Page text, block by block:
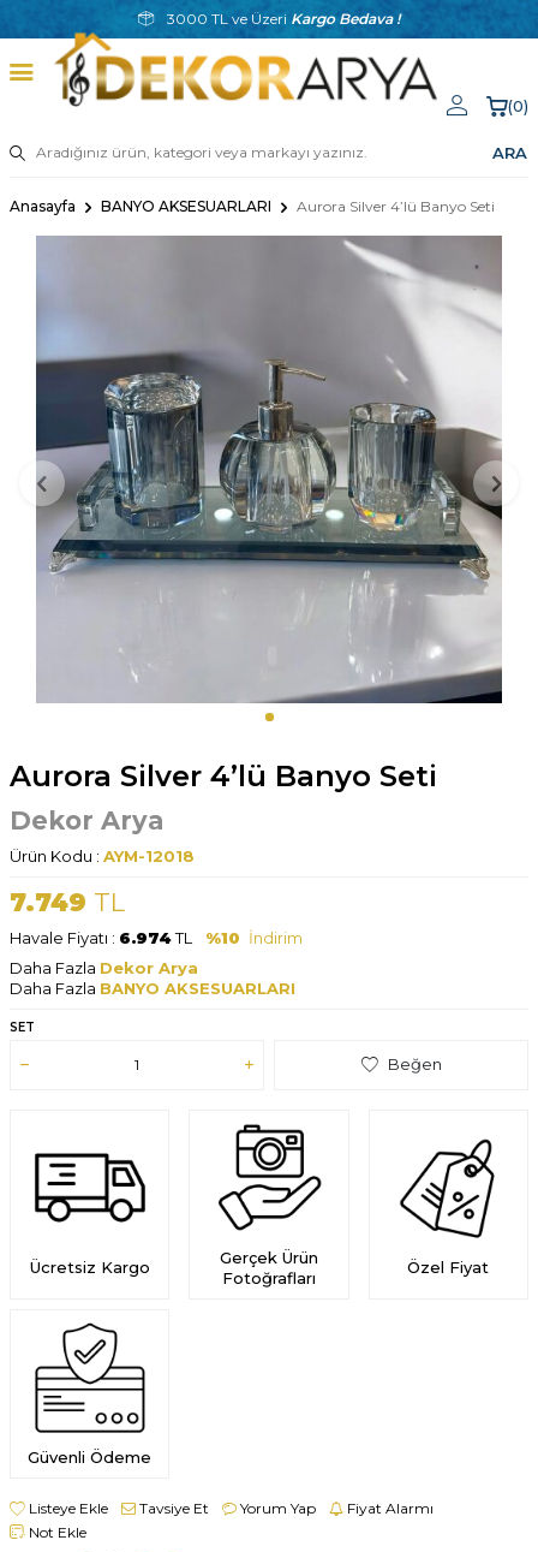
3000 TL ve Üzeri Kargo Bedava !
ARA
(0)
Anasayfa BANYO AKSESUARLARI Aurora Silver 4’lü Banyo Seti
Aurora Silver 4’lü Banyo Seti
Dekor Arya
Ürün Kodu : AYM-12018
7.749 TL
Havale Fiyatı : 6.974TL %10 İndirim
Daha Fazla Dekor Arya
Daha Fazla BANYO AKSESUARLARI
SET
Beğen
Ücretsiz Kargo
Gerçek Ürün
Fotoğrafları
Özel Fiyat
Güvenli Ödeme
Listeye Ekle Tavsiye Et Yorum Yap
Fiyat Alarmı
Not Ekle